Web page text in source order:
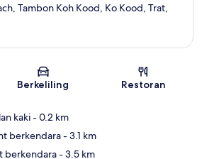
Tambon Koh Kood, Ko Kood, Trat,
Berkeliling Restoran
kaki- 0.2 km
berkendara- 3.1 km
berkendara- 3.5 km